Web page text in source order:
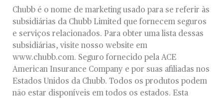
Chubb é o nome de marketing usado para se referir às
subsidiárias da Chubb Limited que fornecem seguros
e serviços relacionados. Para obter uma lista dessas
subsidiárias, visite nosso website em
www.chubb.com. Seguro fornecido pela ACE
American Insurance Company e por suas afiliadas nos
Estados Unidos da Chubb. Todos os produtos podem
não estar disponíveis em todos os estados. Esta